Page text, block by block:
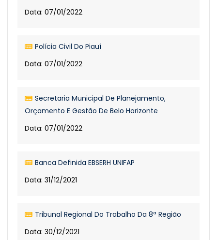
Data: 07/01/2022
Polícia Civil Do Piauí
Data: 07/01/2022
Secretaria Municipal De Planejamento,
Orçamento E Gestão De Belo Horizonte
Data: 07/01/2022
Banca Definida EBSERH UNIFAP
Data: 31/12/2021
Tribunal Regional Do Trabalho Da 8ª Região
Data: 30/12/2021